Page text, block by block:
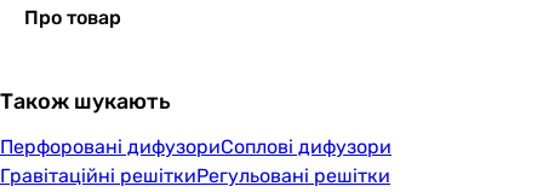
Про товар
Також шукають
Перфоровані дифузориСоплові дифузори
Гравітаційні решіткиРегульовані решітки